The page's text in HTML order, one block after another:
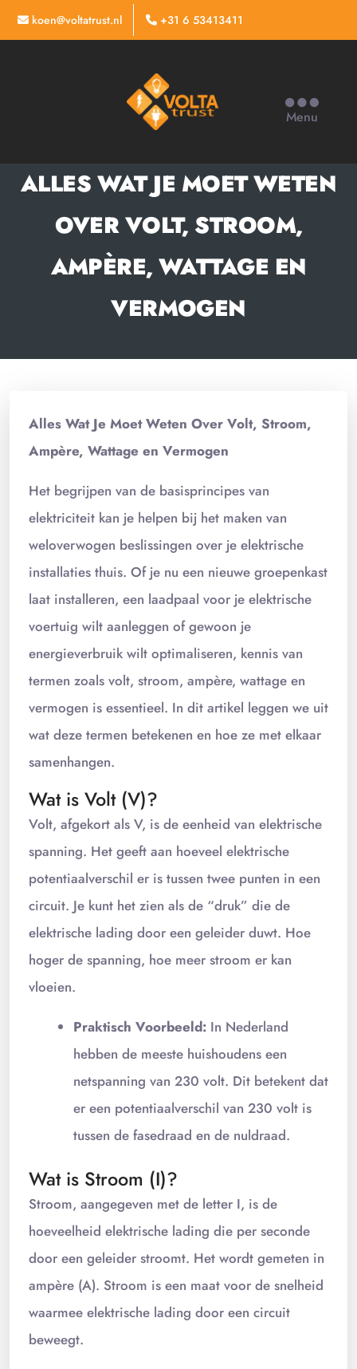
koen@voltatrust.nl +31 6 53413411
Menu
ALLES WAT JE MOET WETEN
OVER VOLT, STROOM,
AMPÈRE, WATTAGE EN
VERMOGEN
Alles Wat Je Moet Weten Over Volt, Stroom,
Ampère, Wattage en Vermogen
Het begrijpen van de basisprincipes van
elektriciteit kan je helpen bij het maken van
weloverwogen beslissingen over je elektrische
installaties thuis. Of je nu een nieuwe groepenkast
laat installeren, een laadpaal voor je elektrische
voertuig wilt aanleggen of gewoon je
energieverbruik wilt optimaliseren, kennis van
termen zoals volt, stroom, ampère, wattage en
vermogen is essentieel. In dit artikel leggen we uit
wat deze termen betekenen en hoe ze met elkaar
samenhangen.
Wat is Volt (V)?
Volt, afgekort als V, is de eenheid van elektrische
spanning. Het geeft aan hoeveel elektrische
potentiaalverschil er is tussen twee punten in een
circuit. Je kunt het zien als de “druk” die de
elektrische lading door een geleider duwt. Hoe
hoger de spanning, hoe meer stroom er kan
vloeien.
Praktisch Voorbeeld: In Nederland
hebben de meeste huishoudens een
netspanning van 230 volt. Dit betekent dat
er een potentiaalverschil van 230 volt is
tussen de fasedraad en de nuldraad.
Wat is Stroom (I)?
Stroom, aangegeven met de letter I, is de
hoeveelheid elektrische lading die per seconde
door een geleider stroomt. Het wordt gemeten in
ampère (A). Stroom is een maat voor de snelheid
waarmee elektrische lading door een circuit
beweegt.